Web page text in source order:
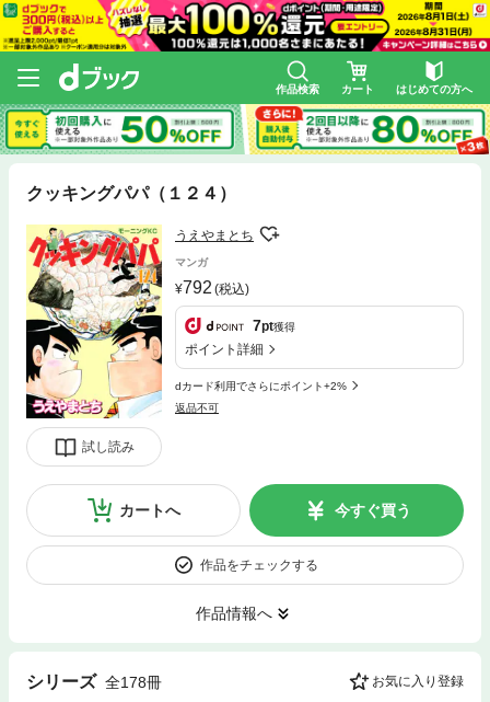
作品検索 カート はじめての方へ
クッキングパパ（１２４）
試し読み
うえやまとち
マンガ
792 (税込)
7pt獲得
ポイント詳細
dカード利用でさらにポイント+2%
返品不可
カートへ 今すぐ買う
作品をチェックする
作品情報へ
シリーズ 全178冊 お気に入り登録